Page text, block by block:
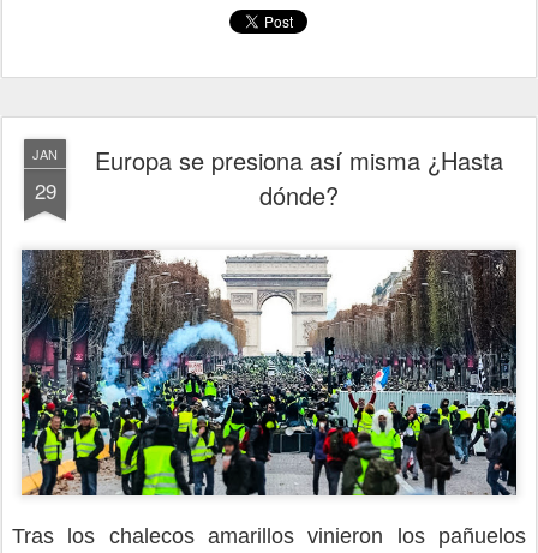
JAN
29
Europa se presiona así misma ¿Hasta
dónde?
Tras los chalecos amarillos vinieron los pañuelos